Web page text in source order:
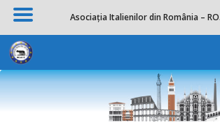
Skip to contentAsociația Italienilor din România –